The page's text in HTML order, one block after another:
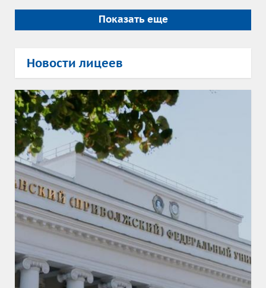
Показать еще
Новости лицеев